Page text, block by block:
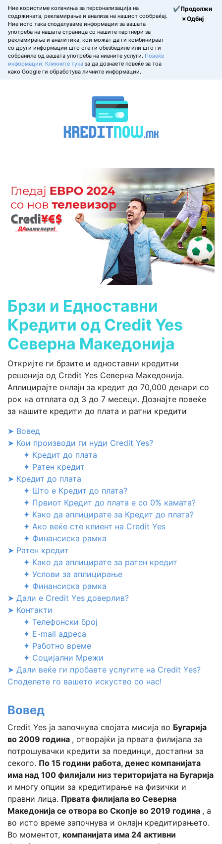
Ние користиме колачиња за персонализација на
содржината, рекламирање и анализа на нашиот сообраќај.
Ние исто така споделуваме информации за вашата
употреба на нашата страница со нашите партнери за
рекламирање и аналитика, кои можат да ги комбинираат
со други информации што сте ги обезбедиле или што ги
собраниле од вашата употреба на нивните услуги. Повеќе
информации. Кликнете тука за да дознаете повеќе за тоа
како Google ги обработува личните информации.
✔Продолжи
✗Одбиј
Брзи и Едноставни
Кредити од Credit Yes
Северна Македонија
Откријте ги брзите и едноставни кредитни
решенија од Credit Yes Северна Македонија.
Аплицирајте онлајн за кредит до 70,000 денари со
рок на отплата од 3 до 7 месеци. Дознајте повеќе
за нашите кредити до плата и ратни кредити
➤ Вовед
➤ Кои производи ги нуди Credit Yes?
✦ Кредит до плата
✦ Ратен кредит
➤ Кредит до плата
✦ Што е Кредит до плата?
✦ Првиот Кредит до плата е со 0% камата?
✦ Како да аплицирате за Кредит до плата?
✦ Ако веќе сте клиент на Credit Yes
✦ Финансиска рамка
➤ Ратен кредит
✦ Како да аплицирате за ратен кредит
✦ Услови за аплицирање
✦ Финансиска рамка
➤ Дали е Credit Yes доверлив?
➤ Контакти
✦ Телефонски број
✦ E-mail адреса
✦ Работно време
✦ Социјални Мрежи
➤ Дали веќе ги пробавте услугите на Credit Yes?
Споделете го вашето искуство со нас!
Вовед
Credit Yes ја започнува својата мисија во Бугарија
во 2009 година , отворајќи ја првата филијала за
потрошувачки кредити за поединци, достапни за
секого. По 15 години работа, денес компанијата
има над 100 филијали низ територијата на Бугарија
и многу опции за кредитирање на физички и
правни лица. Првата филијала во Северна
Македонија се отвора во Скопје во 2019 година , а
во исто време започнува и онлајн кредитирањето.
Во моментот, компанијата има 24 активни